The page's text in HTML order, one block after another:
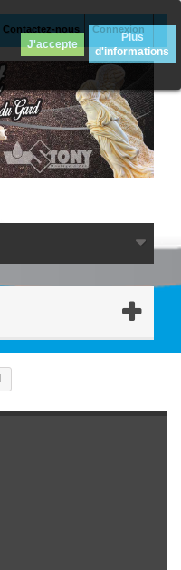
Connexion
Contactez-nous
J'accepte
Plus
d'informations